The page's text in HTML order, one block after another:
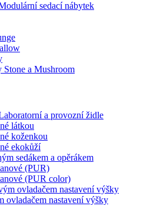
sedací nábytek
Stone a Mushroom
a provozní židle
látkou
koženkou
ekokůží
sedákem a opěrákem
(PUR)
(PUR color)
ovladačem nastavení výšky
ovladačem nastavení výšky